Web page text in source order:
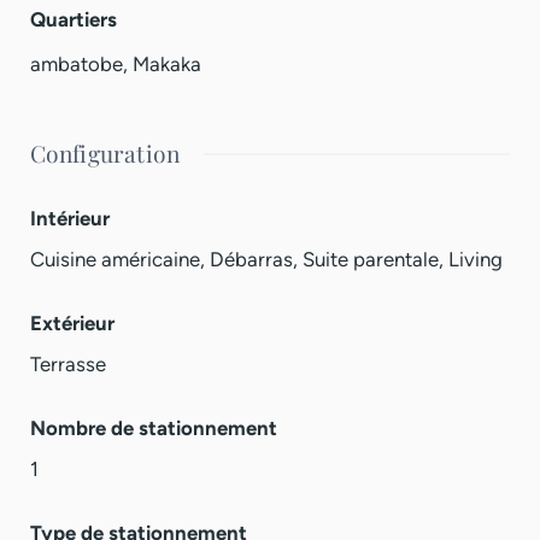
Quartiers
ambatobe, Makaka
Configuration
Intérieur
Cuisine américaine, Débarras, Suite parentale, Living
Extérieur
Terrasse
Nombre de stationnement
1
Type de stationnement